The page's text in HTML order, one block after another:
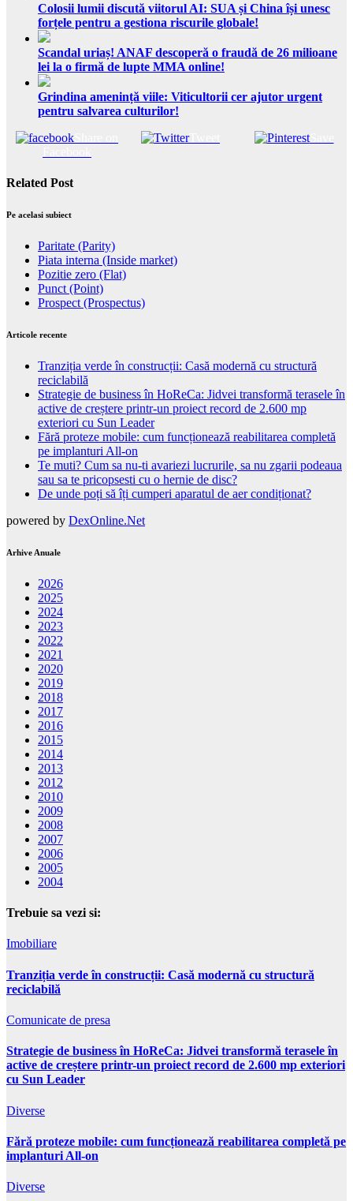
Colosii lumii discută viitorul AI: SUA și China își unesc
forțele pentru a gestiona riscurile globale!
Scandal uriaș! ANAF descoperă o fraudă de 26 milioane
lei la o firmă de lupte MMA online!
Grindina amenință viile: Viticultorii cer ajutor urgent
pentru salvarea culturilor!
Tweet Save
Related Post
Pe acelasi subiect
Paritate (Parity)
Piata interna (Inside market)
Pozitie zero (Flat)
Punct (Point)
Prospect (Prospectus)
Articole recente
Tranziția verde în construcții: Casă modernă cu structură
reciclabilă
Strategie de business în HoReCa: Jidvei transformă terasele în
active de creștere printr-un proiect record de 2.600 mp
exteriori cu Sun Leader
Fără proteze mobile: cum funcționează reabilitarea completă
pe implanturi All-on
Te muti? Cum sa nu-ti avariezi lucrurile, sa nu zgarii podeaua
sau sa te pricopsesti cu o hernie de disc?
De unde poți să îți cumperi aparatul de aer condiționat?
powered by DexOnline.Net
Arhive Anuale
2026
2025
2024
2023
2022
2021
2020
2019
2018
2017
2016
2015
2014
2013
2012
2010
2009
2008
2007
2006
2005
2004
Trebuie sa vezi si:
Imobiliare
Tranziția verde în construcții: Casă modernă cu structură
reciclabilă
Comunicate de presa
Strategie de business în HoReCa: Jidvei transformă terasele în
active de creștere printr-un proiect record de 2.600 mp exteriori
cu Sun Leader
Diverse
Fără proteze mobile: cum funcționează reabilitarea completă pe
implanturi All-on
Diverse